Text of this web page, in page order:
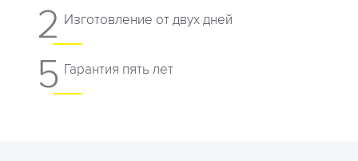
2 Изготовление от двух дней
5 Гарантия пять лет